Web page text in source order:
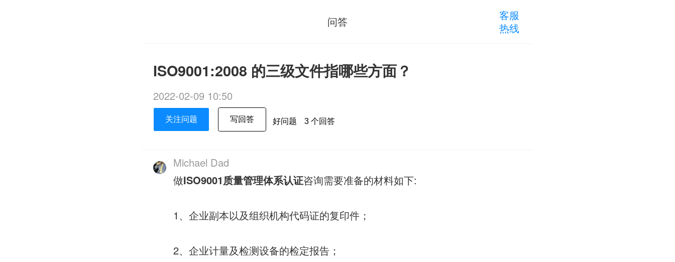
问答
客服
热线
ISO9001:2008 的三级文件指哪些方面？
2022-02-09 10:50
关注问题 写回答 好问题 3 个回答
Michael Dad
做ISO9001质量管理体系认证咨询需要准备的材料如下:
1、企业副本以及组织机构代码证的复印件；
2、企业计量及检测设备的检定报告；